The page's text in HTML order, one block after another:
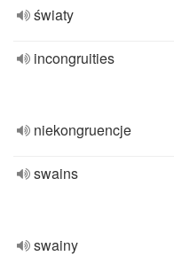
światy
incongruities
niekongruencje
swains
swainy